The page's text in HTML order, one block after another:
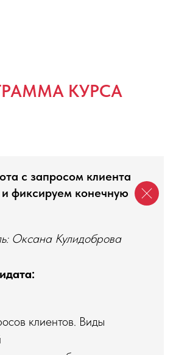
КУРСА
с запросом клиента
фиксируем конечную
Оксана Кулидоброва
клиентов. Виды